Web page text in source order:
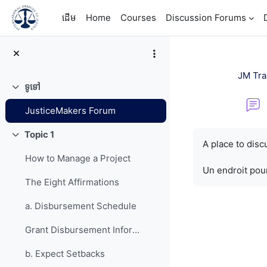
រំលងទៅកាន់មាតិកាមេ
ដើម
Home Courses Discussion Forums
វេញ ទូទៅ
JusticeMakers Forum
វេញ Topic 1
How to Manage a Project
The Eight Affirmations
a. Disbursement Schedule
Grant Disbursement Information
b. Expect Setbacks
JM
A place to
Un endroit